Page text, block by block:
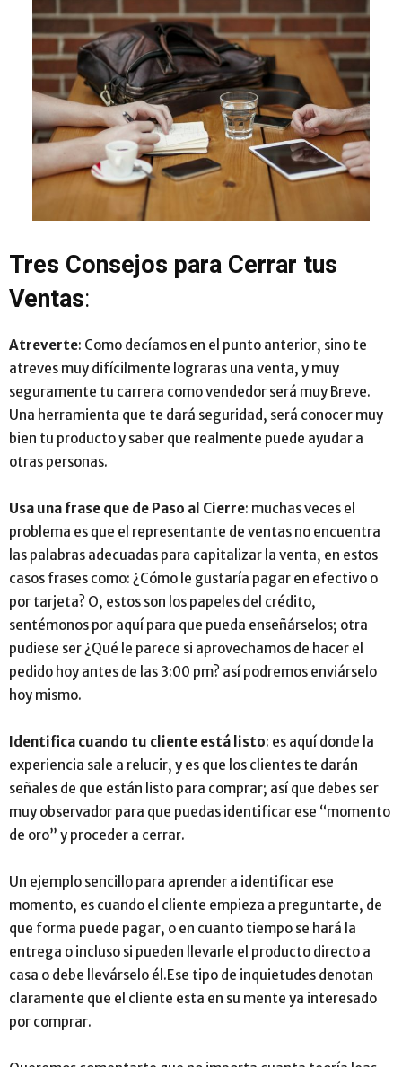
Tres Consejos para Cerrar tus
Ventas:
Atreverte: Como decíamos en el punto anterior, sino te
atreves muy difícilmente lograras una venta, y muy
seguramente tu carrera como vendedor será muy Breve.
Una herramienta que te dará seguridad, será conocer muy
bien tu producto y saber que realmente puede ayudar a
otras personas.
Usa una frase que de Paso al Cierre: muchas veces el
problema es que el representante de ventas no encuentra
las palabras adecuadas para capitalizar la venta, en estos
casos frases como: ¿Cómo le gustaría pagar en efectivo o
por tarjeta? O, estos son los papeles del crédito,
sentémonos por aquí para que pueda enseñárselos; otra
pudiese ser ¿Qué le parece si aprovechamos de hacer el
pedido hoy antes de las 3:00 pm? así podremos enviárselo
hoy mismo.
Identifica cuando tu cliente está listo: es aquí donde la
experiencia sale a relucir, y es que los clientes te darán
señales de que están listo para comprar; así que debes ser
muy observador para que puedas identificar ese “momento
de oro” y proceder a cerrar.
Un ejemplo sencillo para aprender a identificar ese
momento, es cuando el cliente empieza a preguntarte, de
que forma puede pagar, o en cuanto tiempo se hará la
entrega o incluso si pueden llevarle el producto directo a
casa o debe llevárselo él.Ese tipo de inquietudes denotan
claramente que el cliente esta en su mente ya interesado
por comprar.